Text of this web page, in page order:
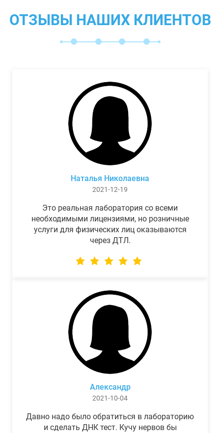
ОТЗЫВЫ НАШИХ КЛИЕНТОВ
Наталья Николаевна
2021-12-19
Это реальная лаборатория со всеми
необходимыми лицензиями, но розничные
услуги для физических лиц оказываются
через ДТЛ.
Александр
2021-10-04
Давно надо было обратиться в лабораторию
и сделать ДНК тест. Кучу нервов бы